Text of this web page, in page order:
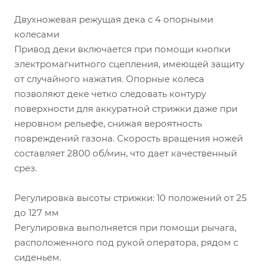
Двухножевая режущая дека с 4 опорными
колесами
Привод деки включается при помощи кнопки
электромагнитного сцепления, имеющей защиту
от случайного нажатия. Опорные колеса
позволяют деке четко следовать контуру
поверхности для аккуратной стрижки даже при
неровном рельефе, снижая вероятность
повреждений газона. Скорость вращения ножей
составляет 2800 об/мин, что дает качественный
срез.
Регулировка высоты стрижки: 10 положений от 25
до 127 мм
Регулировка выполняется при помощи рычага,
расположенного под рукой оператора, рядом с
сиденьем.